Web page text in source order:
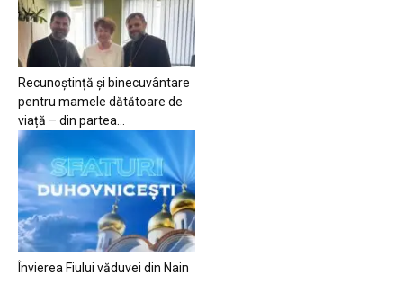
Recunoștință și binecuvântare
pentru mamele dătătoare de
viață – din partea...
Învierea Fiului văduvei din Nain